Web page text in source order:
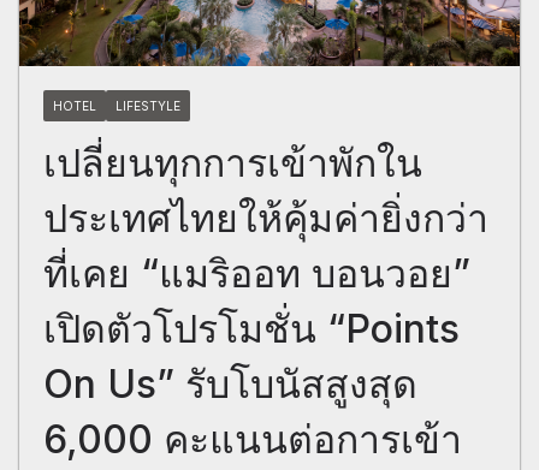
HOTEL LIFESTYLE
เปลี่ยนทุกการเข้าพักใน
ประเทศไทยให้คุ้มค่ายิ่งกว่า
ที่เคย “แมริออท บอนวอย”
เปิดตัวโปรโมชั่น “Points
On Us” รับโบนัสสูงสุด
6,000 คะแนนต่อการเข้า